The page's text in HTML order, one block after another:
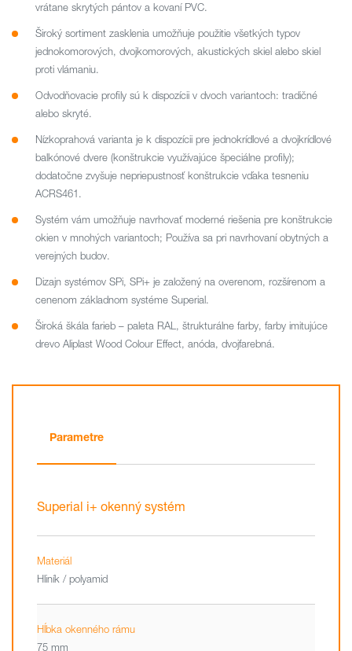
vrátane skrytých pántov a kovaní PVC.
Široký sortiment zasklenia umožňuje použitie všetkých typov
jednokomorových, dvojkomorových, akustických skiel alebo skiel
proti vlámaniu.
Odvodňovacie profily sú k dispozícii v dvoch variantoch: tradičné
alebo skryté.
Nízkoprahová varianta je k dispozícii pre jednokrídlové a dvojkrídlové
balkónové dvere (konštrukcie využívajúce špeciálne profily);
dodatočne zvyšuje nepriepustnosť konštrukcie vďaka tesneniu
ACRS461.
Systém vám umožňuje navrhovať moderné riešenia pre konštrukcie
okien v mnohých variantoch; Používa sa pri navrhovaní obytných a
verejných budov.
Dizajn systémov SPi, SPi+ je založený na overenom, rozšírenom a
cenenom základnom systéme Superial.
Široká škála farieb – paleta RAL, štrukturálne farby, farby imitujúce
drevo Aliplast Wood Colour Effect, anóda, dvojfarebná.
Parametre
Superial i+ okenný systém
Materiál
Hliník / polyamid
Hĺbka okenného rámu
75 mm